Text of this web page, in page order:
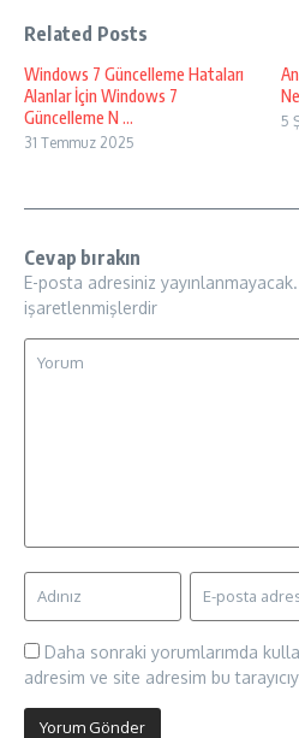
Related Posts
Windows 7 Güncelleme Hataları
Alanlar İçin Windows 7
Güncelleme N ...
31 Temmuz 2025
5
Cevap bırakın
E-posta adresiniz yayınlanmayacak.
işaretlenmişlerdir
Daha sonraki yorumlarımda
adresim ve site adresim bu